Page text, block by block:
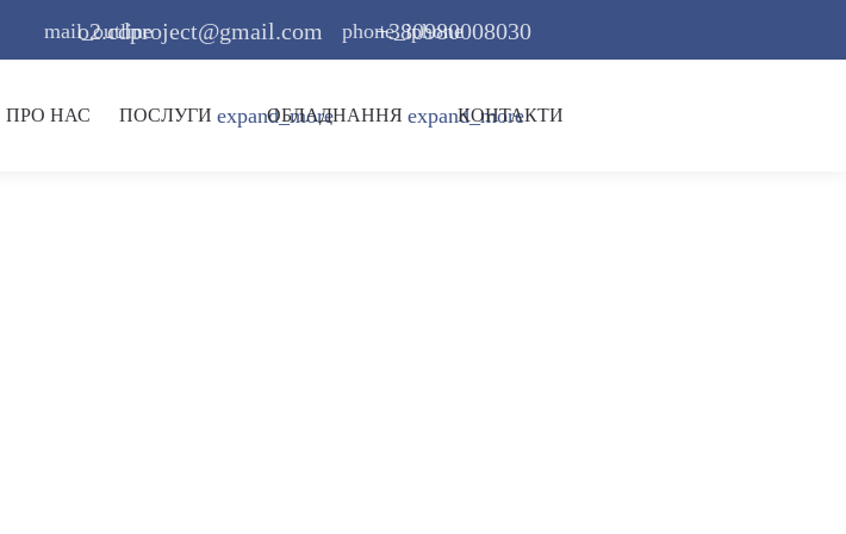
mail_outline
o2.cdproject@gmail.com phone_iphone
+380980008030
ПРО НАС ПОСЛУГИ expand_more
ОБЛАДНАННЯ expand_more
КОНТАКТИ